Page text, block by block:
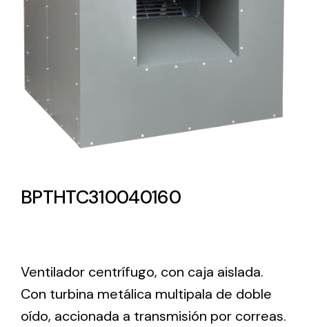
Lighting and Electrical
Complete solutions in lighting and electrical
BPTHTC310040160
Ventilador centrífugo, con caja aislada.
Con turbina metálica multipala de doble
oído, accionada a transmisión por correas.